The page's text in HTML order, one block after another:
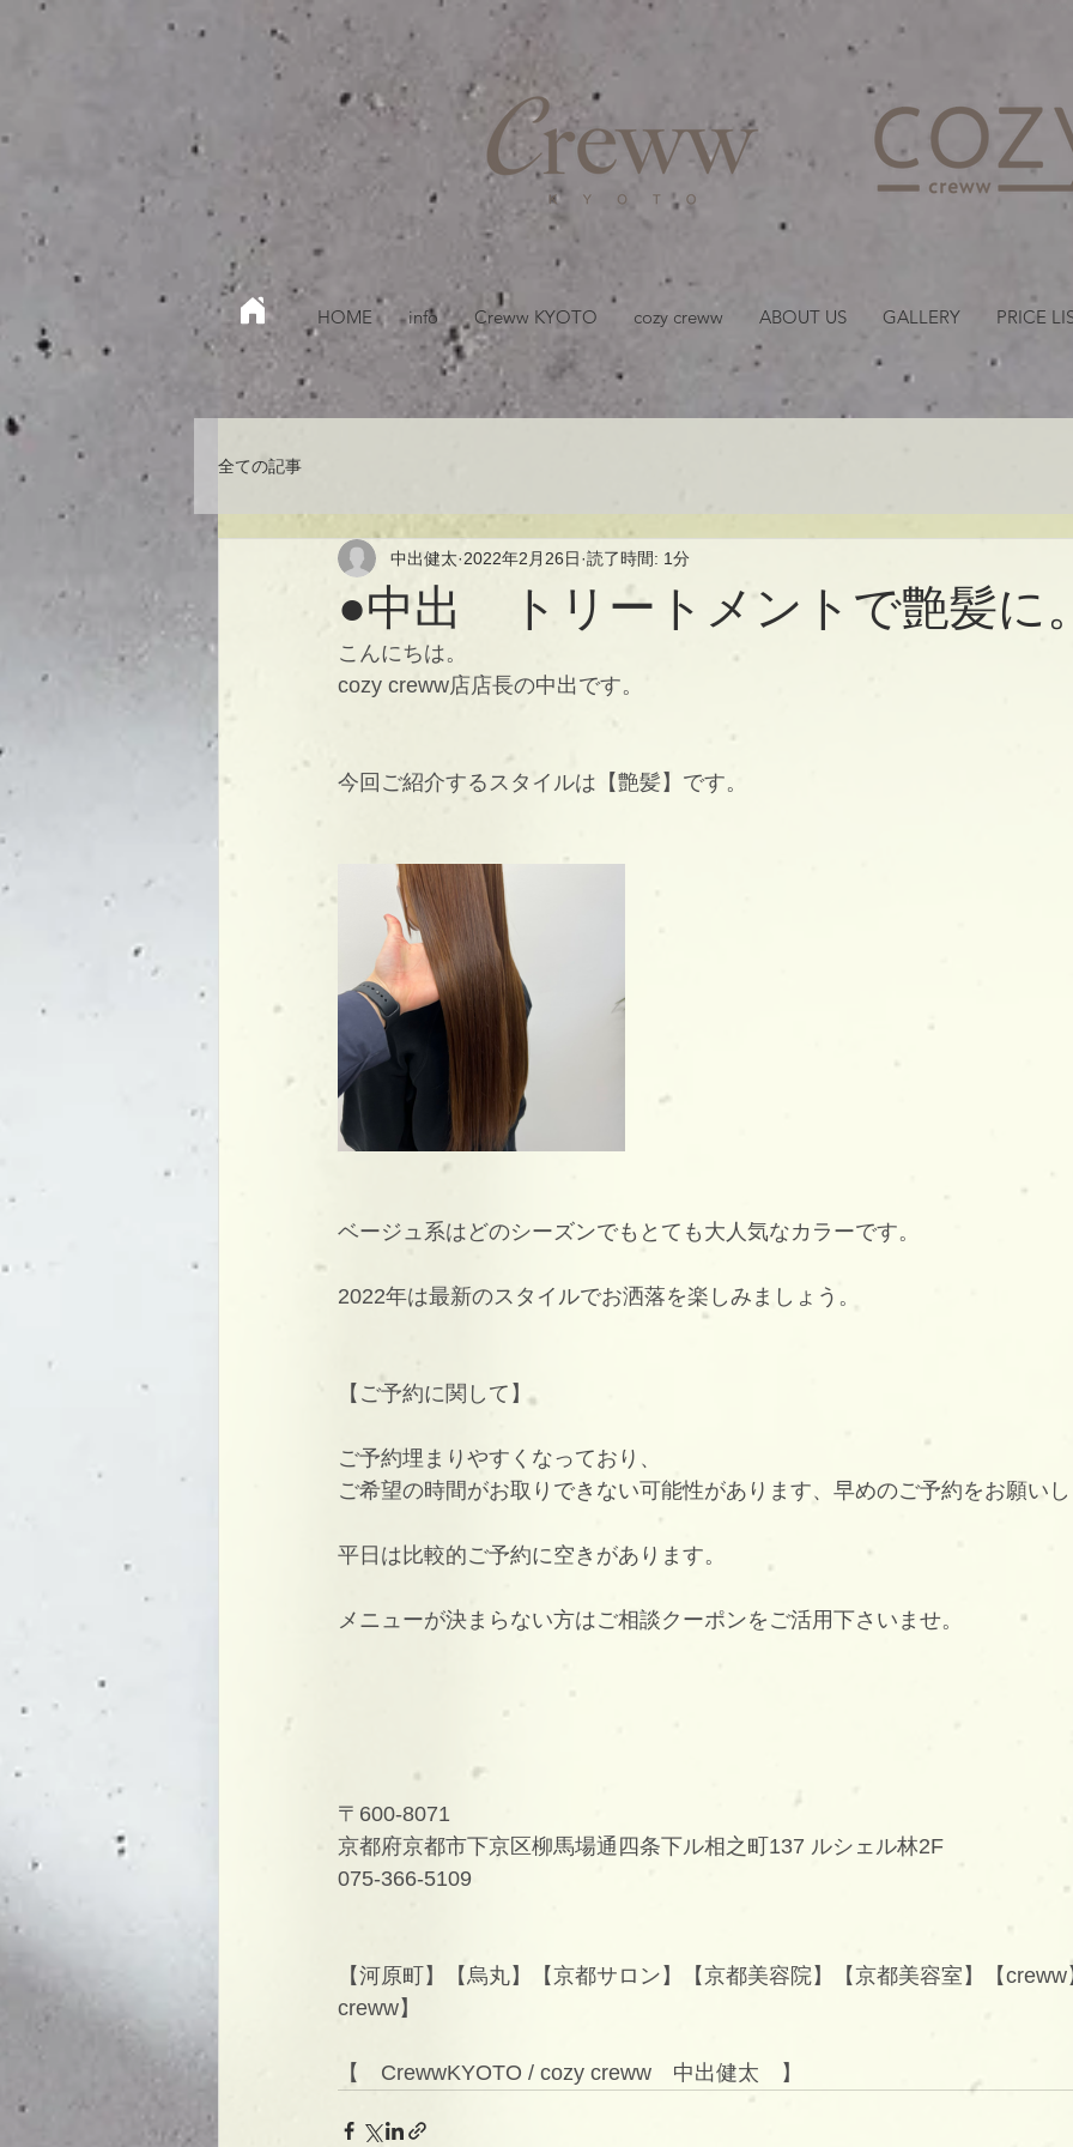
HOME info Creww KYOTO cozy creww ABOUT US GALLERY PRICE
全ての記事
●中出 トリートメントで艶髪に
中出健太 2022年2月26日 読了時間: 1分
こんにちは。
cozy creww店店長の中出です。
今回ご紹介するスタイルは【艶髪】です。
ベージュ系はどのシーズンでもとても大人気なカラーです。
2022年は最新のスタイルでお洒落を楽しみましょう。
【ご予約に関して】
ご予約埋まりやすくなっており、
ご希望の時間がお取りできない可能性があります、早めのご予約をお願い
平日は比較的ご予約に空きがあります。
メニューが決まらない方はご相談クーポンをご活用下さいませ。
〒600-8071
京都府京都市下京区柳馬場通四条下ル相之町137 ルシェル林2F
075-366-5109
【河原町】【烏丸】【京都サロン】【京都美容院】【京都美容室】【
creww】
【　CrewwKYOTO / cozy creww　中出健太　】